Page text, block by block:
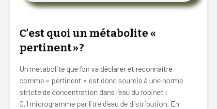
C’est quoi un métabolite «
pertinent»?
Un métabolite que l’on va déclarer et reconnaître
comme « pertinent » est donc soumis à une norme
stricte de concentration dans l’eau du robinet :
0,1 microgramme par litre d’eau de distribution. En